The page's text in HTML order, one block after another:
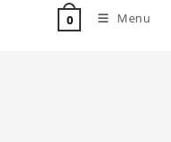
0 Menu